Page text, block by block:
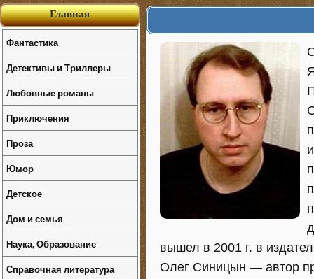
вышел в 2001 г. в
Олег Синицын — автор
Главная
Фантастика
Детективы и Триллеры
Любовные романы
Приключения
Проза
Юмор
Детское
Дом и семья
Наука, Образование
Справочная литература